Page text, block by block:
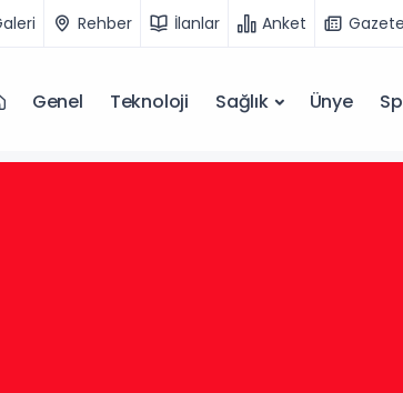
Rehber İlanlar Anket
Genel Teknoloji Sağlık Ünye